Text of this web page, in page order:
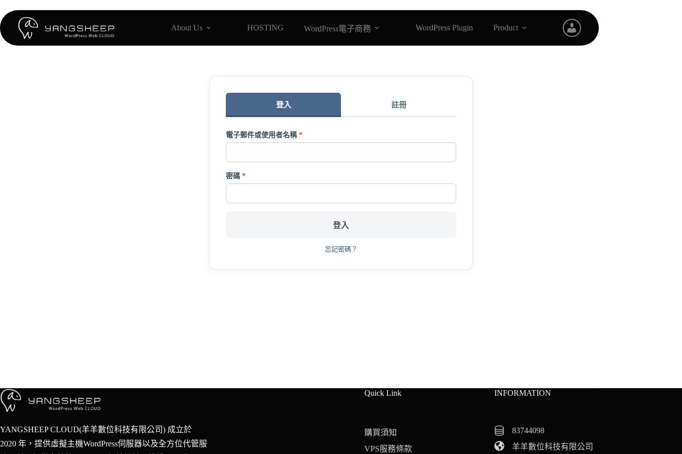
至
主
要
About Us HOSTING WordPress電子商務 WordPress Plugin Product
登入 註冊
電子郵件或使用者名稱 *
密碼 *
登入
忘記密碼？
YANGSHEEP CLOUD(羊羊數位科技有限公司) 成立於
2020 年，提供虛擬主機WordPress伺服器以及全方位代管服
Quick Link
購買須知
VPS服務條款
INFORMATION
83744098
羊羊數位科技有限公司